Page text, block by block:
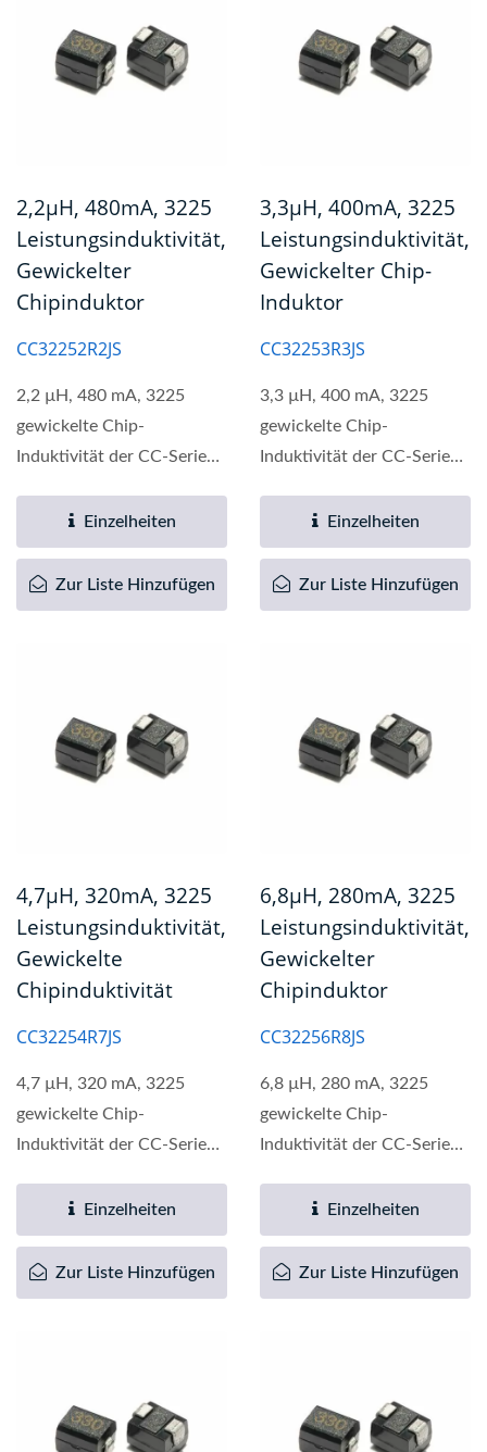
2,2µH, 480mA, 3225
Leistungsinduktivität,
Gewickelter
Chipinduktor
CC32252R2JS
2,2 µH, 480 mA, 3225
gewickelte Chip-
Induktivität der CC-Serie
elektronische...Einzelheiten
Zur Liste Hinzufügen
3,3µH, 400mA, 3225
Leistungsinduktivität,
Gewickelter Chip-
Induktor
CC32253R3JS
3,3 µH, 400 mA, 3225
gewickelte Chip-
Induktivität der CC-Serie
elektronische...Einzelheiten
Zur Liste Hinzufügen
4,7µH, 320mA, 3225
Leistungsinduktivität,
Gewickelte
Chipinduktivität
CC32254R7JS
4,7 µH, 320 mA, 3225
gewickelte Chip-
Induktivität der CC-Serie
elektronische...Einzelheiten
Zur Liste Hinzufügen
6,8µH, 280mA, 3225
Leistungsinduktivität,
Gewickelter
Chipinduktor
CC32256R8JS
6,8 µH, 280 mA, 3225
gewickelte Chip-
Induktivität der CC-Serie
elektronische...Einzelheiten
Zur Liste Hinzufügen